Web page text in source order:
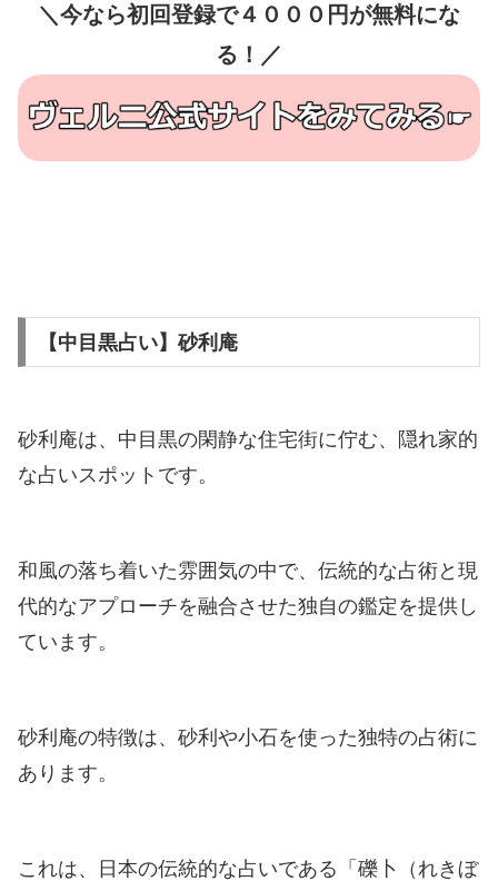
＼今なら初回登録で４０００円が無料にな
る！／
【中目黒占い】砂利庵
砂利庵は、中目黒の閑静な住宅街に佇む、隠れ家的
な占いスポットです。
和風の落ち着いた雰囲気の中で、伝統的な占術と現
代的なアプローチを融合させた独自の鑑定を提供し
ています。
砂利庵の特徴は、砂利や小石を使った独特の占術に
あります。
これは、日本の伝統的な占いである「礫卜（れきぼ